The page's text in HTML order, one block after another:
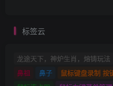
标签云
龙途天下，神炉生肖，熔铸玩法
鼻祖
鼻子
鼠标键盘录制 按